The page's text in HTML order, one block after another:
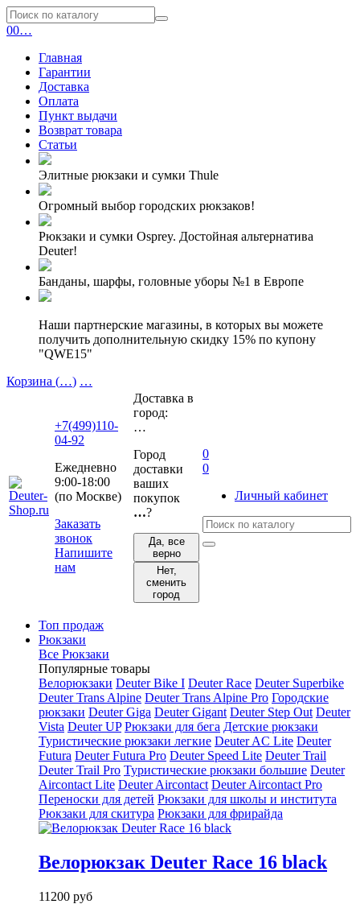
00…
Главная
Гарантии
Доставка
Оплата
Пункт выдачи
Возврат товара
Статьи
Элитные рюкзаки и сумки Thule
Огромный выбор городских рюкзаков!
Рюкзаки и сумки Osprey. Достойная альтернатива
Deuter!
Банданы, шарфы, головные уборы №1 в Европе
Наши партнерские магазины, в которых вы можете
получить дополнительную скидку 15% по купону
"QWE15"
Корзина (…) …
+7(499)110-
04-92
Ежедневно
9:00-18:00
(по Москве)
Заказать
звонок
Напишите
нам
Доставка в
город:
…
Город
доставки
ваших
покупок
…?
Да, все
верно
Нет,
сменить
город
0
0
Личный кабинет
Топ продаж
Рюкзаки
Все Рюкзаки
Популярные товары
Велорюкзаки Deuter Bike I Deuter Race Deuter Superbike
Deuter Trans Alpine Deuter Trans Alpine Pro Городские
рюкзаки Deuter Giga Deuter Gigant Deuter Step Out Deuter
Vista Deuter UP Рюкзаки для бега Детские рюкзаки
Туристические рюкзаки легкие Deuter AС Lite Deuter
Futura Deuter Futura Pro Deuter Speed Lite Deuter Trail
Deuter Trail Pro Туристические рюкзаки большие Deuter
Aircontact Lite Deuter Aircontact Deuter Aircontact Pro
Переноски для детей Рюкзаки для школы и института
Рюкзаки для скитура Рюкзаки для фрирайда
Велорюкзак Deuter Race 16 black
11200 руб